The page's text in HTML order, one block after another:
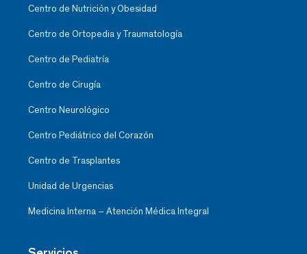
Centro de Nutrición y Obesidad
Centro de Ortopedia y Traumatología
Centro de Pediatría
Centro de Cirugía
Centro Neurológico
Centro Pediátrico del Corazón
Centro de Trasplantes
Unidad de Urgencias
Medicina Interna – Atención Médica Integral